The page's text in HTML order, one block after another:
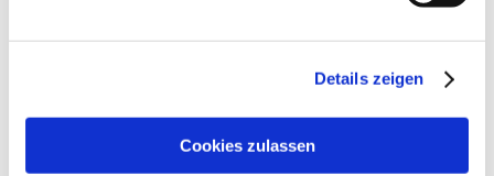
Details zeigen
Cookies zulassen